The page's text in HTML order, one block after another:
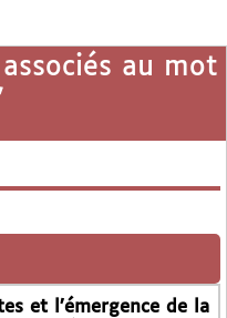
au mot
et l’émergence de la